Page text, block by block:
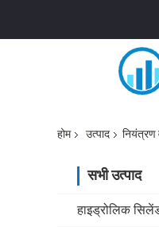
होम उत्पाद नियंत्रण
सभी उत्पाद
हाइड्रोलिक